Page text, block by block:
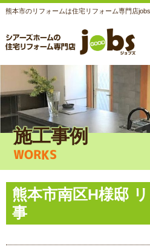
熊本市のリフォームは住宅リフォーム専門店
施工事例
WORKS
熊本市南区H様邸
事